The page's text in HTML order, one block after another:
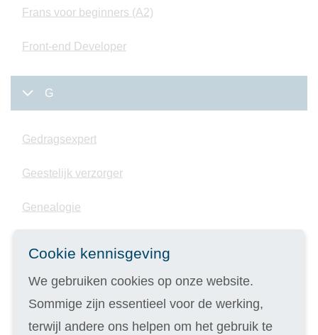
Frans voor beginners (A2)
Front-end Developer
G
Gedragsexpert
Geestelijk verzorger
Genealogie
Gewichtsconsulent
Gezinscoach
Cookie kennisgeving
We gebruiken cookies op onze website.
Sommige zijn essentieel voor de werking,
terwijl andere ons helpen om het gebruik te